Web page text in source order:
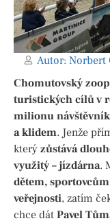
Autor: Norbert
Chomutovský
turistických cílů v
milionu
a klidem. Jenže
který zůstává
využitý – jízdárna.
dětem,
veřejnosti, zatím
chce dát Pavel